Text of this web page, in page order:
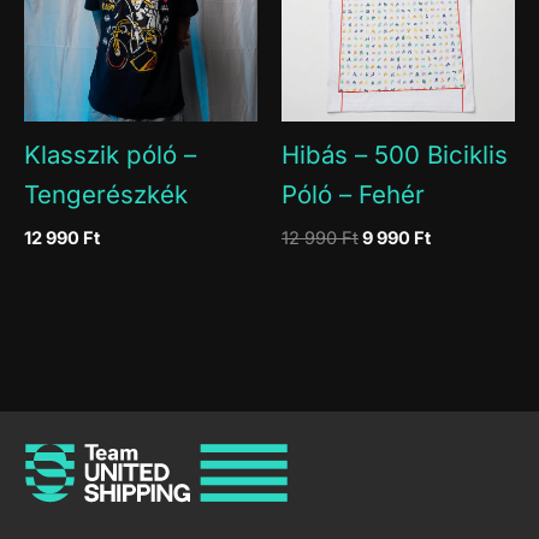
Klasszik póló –
Tengerészkék
12 990 Ft
Hibás – 500 Biciklis
Póló – Fehér
12 990FtOriginal
9 990 FtCurrent